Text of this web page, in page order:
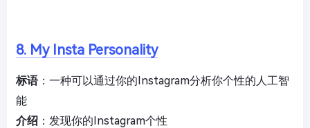
8. My Insta Personality
标语：一种可以通过你的Instagram分析你个性的人工智
能
介绍 ：发现你的Instagram个性